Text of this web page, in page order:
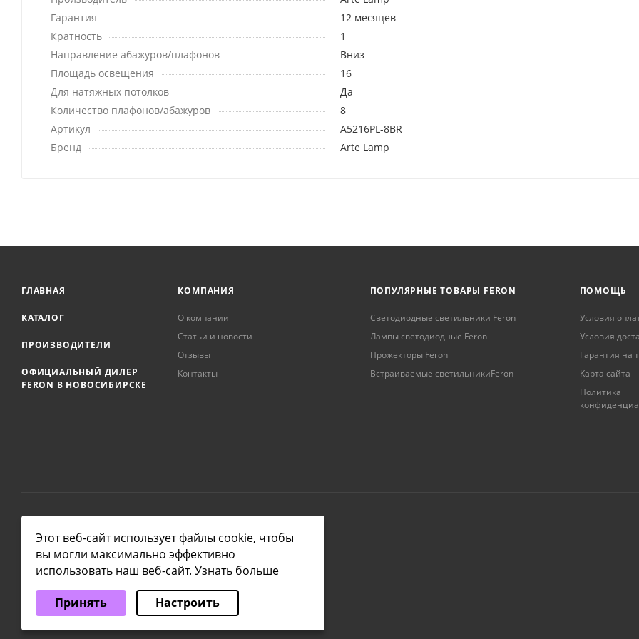
Гарантия
12 месяцев
Кратность
1
Направление абажуров/плафонов
Вниз
Площадь освещения
16
Для натяжных потолков
Да
Количество плафонов/абажуров
8
Артикул
A5216PL-8BR
Бренд
Arte Lamp
ГЛАВНАЯ
КАТАЛОГ
ПРОИЗВОДИТЕЛИ
ОФИЦИАЛЬНЫЙ ДИЛЕР
FERON В НОВОСИБИРСКЕ
КОМПАНИЯ
О компании
Статьи и новости
Отзывы
Контакты
ПОПУЛЯРНЫЕ ТОВАРЫ FERON
Светодиодные светильники Feron
Лампы светодиодные Feron
Прожекторы Feron
Встраиваемые светильникиFeron
ПОМОЩЬ
Условия
Условия
Гарантия на
Карта сайта
Политика
2026 © NSKLAMP
Этот веб-сайт использует файлы cookie, чтобы
вы могли максимально эффективно
использовать наш веб-сайт. Узнать больше
Минимальные Аналитические/Функциональные
Принять Настроить